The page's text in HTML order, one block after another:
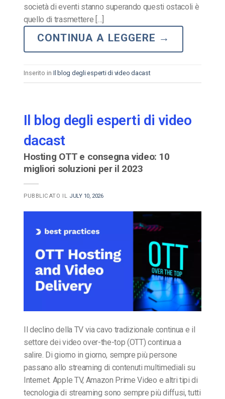
società di eventi stanno superando questi ostacoli è
quello di trasmettere […]
CONTINUA A LEGGERE →
Inserito in Il blog degli esperti di video dacast
Il blog degli esperti di video
dacast
Hosting OTT e consegna video: 10
migliori soluzioni per il 2023
PUBBLICATO IL JULY 10, 2026
Il declino della TV via cavo tradizionale continua e il
settore dei video over-the-top (OTT) continua a
salire. Di giorno in giorno, sempre più persone
passano allo streaming di contenuti multimediali su
Internet. Apple TV, Amazon Prime Video e altri tipi di
tecnologia di streaming sono sempre più diffusi, tutti